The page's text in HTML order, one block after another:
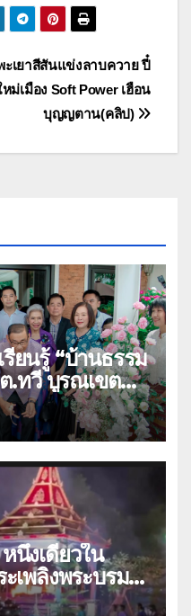
ะเยาสีสันแข่งลาบควาย ปี๋
หม่เมือง Soft Power เฮือน
บุญญตาน(คลิป)
ยนรู้ “บ้านธรรม
.ทวี บูรณเขต
ป)
นึ่งเดียวใน
เพลิงพระบรม
เจ้า”